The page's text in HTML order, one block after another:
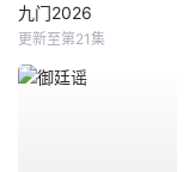
九门2026
更新至第21集